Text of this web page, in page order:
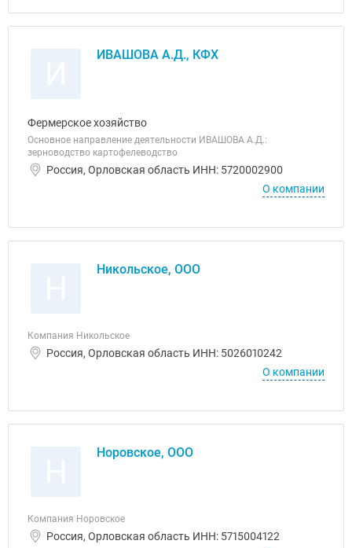
ИВАШОВА А.Д., КФХ
Фермерское хозяйство
Основное направление деятельности ИВАШОВА А.Д.:
зерноводство картофелеводство
Россия, Орловская область ИНН: 5720002900
О компании
Никольское, ООО
Компания Никольское
Россия, Орловская область ИНН: 5026010242
О компании
Норовское, ООО
Компания Норовское
Россия, Орловская область ИНН: 5715004122